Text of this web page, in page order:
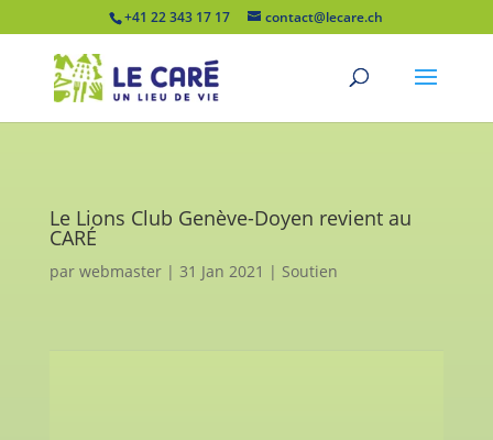
+41 22 343 17 17 contact@lecare.ch
Le Lions Club Genève-Doyen revient au
CARÉ
par webmaster| 31 Jan 2021 | Soutien